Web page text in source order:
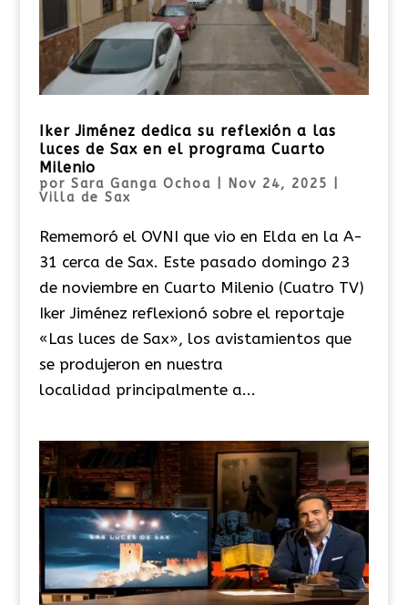
Iker Jiménez dedica su reflexión a las
luces de Sax en el programa Cuarto
Milenio
por Sara Ganga Ochoa Nov 24, 2025
Villa de Sax
Rememoró el OVNI que vio en Elda en la A-
31 cerca de Sax. Este pasado domingo 23
de noviembre en Cuarto Milenio (Cuatro TV)
Iker Jiménez reflexionó sobre el reportaje
«Las luces de Sax», los avistamientos que
se produjeron en nuestra
localidad principalmente a...